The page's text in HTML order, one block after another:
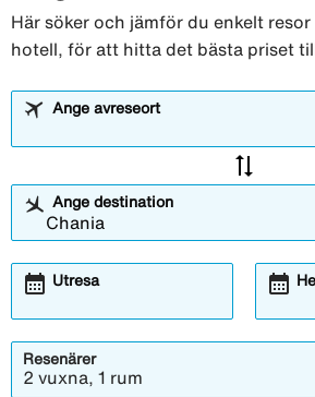
Här söker och jämför du enkelt
hotell, för att hitta det bästa priset
Ange avreseort
sync_alt
Ange destination
Utresa
calendar_month calendar_month
Resenärer
2 vuxna, 1 rum